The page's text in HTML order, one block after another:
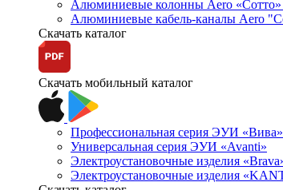
Алюминиевые колонны Aero «Сотто»
Алюминиевые кабель-каналы Aero
Скачать каталог
Скачать мобильный каталог
Профессиональная серия ЭУИ
Универсальная серия ЭУИ «Avanti»
Электроустановочные изделия
Электроустановочные изделия